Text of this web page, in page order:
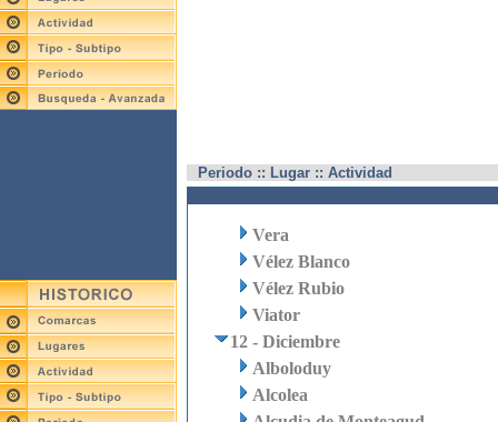
Periodo :: Lugar :: Actividad
Vera
Vélez Blanco
Vélez Rubio
Viator
12 - Diciembre
Alboloduy
Alcolea